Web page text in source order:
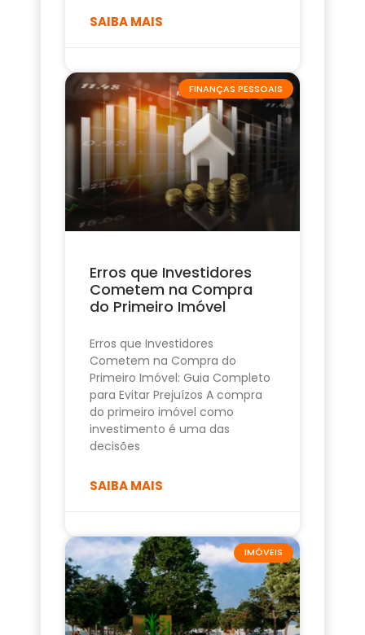
SAIBA MAIS
FINANÇAS PESSOAIS
Erros que Investidores
Cometem na Compra
do Primeiro Imóvel
Erros que Investidores
Cometem na Compra do
Primeiro Imóvel: Guia Completo
para Evitar Prejuízos A compra
do primeiro imóvel como
investimento é uma das
decisões
SAIBA MAIS
IMÓVEIS